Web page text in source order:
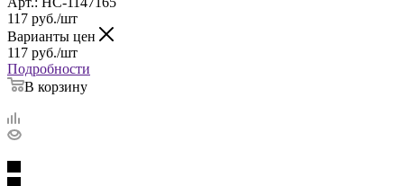
117 руб./шт
Варианты цен
117 руб./шт
Подробности
В корзину